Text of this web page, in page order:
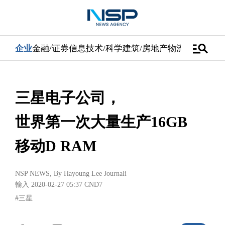
企业金融/证券信息技术/科学建筑/房地产物流/配送汽车
manage_search
三星电子公司，
世界第一次大量生产16GB
移动D RAM
NSP NEWS, By Hayoung Lee Journali
輸入 2020-02-27 05:37 CND7
#三星